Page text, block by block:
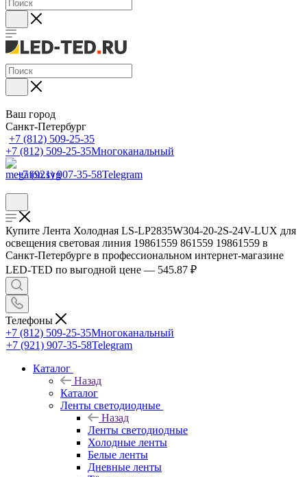
Ваш город
Санкт-Петербург
+7 (812) 509-25-35
+7 (812) 509-25-35Многоканальный
+7 (921) 907-35-58Telegram
Купите Лента Холодная LS-LP2835W304-20-2S-24V-LUX для
освещения световая линия 19861559 861559 19861559 в
Санкт-Петербурге в профессиональном интернет-магазине
LED-TED по выгодной цене — 545.87 ₽
Телефоны
+7 (812) 509-25-35Многоканальный
+7 (921) 907-35-58Telegram
Каталог
Назад
Каталог
Ленты светодиодные
Назад
Ленты светодиодные
Холодные ленты
Белые ленты
Дневные ленты